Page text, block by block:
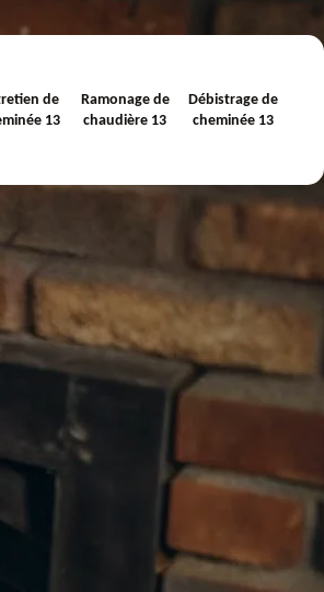
de
13
Ramonage de
chaudière 13
Débistrage de
cheminée 13